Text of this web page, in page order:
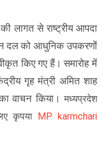
लागत से राष्ट्रीय आपदा
दल को आधुनिक उपकरणों
किए गए हैं। समारोह में
गृह मंत्री अमित शाह
वाचन किया। मध्यप्रदेश
कृपया MP karmchari